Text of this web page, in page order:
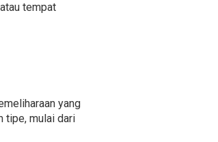
tempat
yang
tipe, mulai dari